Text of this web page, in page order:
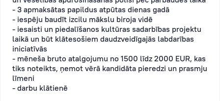
- 3 apmaksātas papildus atpūtas dienas gadā
- iespēju baudīt izcilu mākslu biroja vidē
- iesaisti un piedalīšanos kultūras sadarbības projektu
laikā un būt klātesošiem daudzveidīgajās labdarības
iniciatīvās
- mēneša bruto atalgojumu no 1500 līdz 2000 EUR, kas
tiks noteikts, ņemot vērā kandidāta pieredzi un prasmju
līmeni
- darbu klātienē